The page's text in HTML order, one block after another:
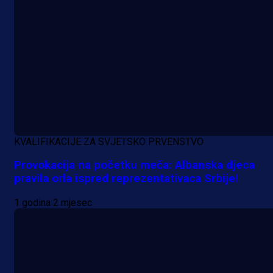
KVALIFIKACIJE ZA SVJETSKO PRVENSTVO
Provokacija na početku meča: Albanska djeca
pravila orla ispred reprezentativaca Srbije!
1 godina 2 mjesec